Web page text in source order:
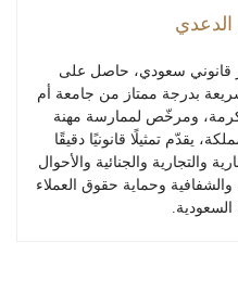
قانوني سعودي، حاصل على
بدرجة ممتاز من جامعة أم
ومرخّص لممارسة مهنة
يقدّم تمثيلًا قانونيًا دقيقًا
والتجارية والجنائية والأحوال
وحماية حقوق العملاء